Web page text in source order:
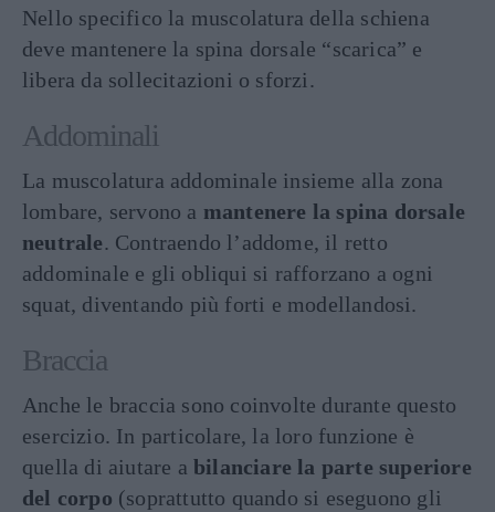
Nello specifico la muscolatura della schiena
deve mantenere la spina dorsale “scarica” e
libera da sollecitazioni o sforzi.
Addominali
La muscolatura addominale insieme alla zona
lombare, servono a mantenere la spina dorsale
neutrale. Contraendo l’addome, il retto
addominale e gli obliqui si rafforzano a ogni
squat, diventando più forti e modellandosi.
Braccia
Anche le braccia sono coinvolte durante questo
esercizio. In particolare, la loro funzione è
quella di aiutare a bilanciare la parte superiore
del corpo (soprattutto quando si eseguono gli